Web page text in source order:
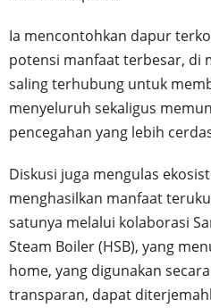
Ia mencontohkan dapur
potensi manfaat terbesar, di
saling terhubung untuk
menyeluruh sekaligus
pencegahan yang lebih
Diskusi juga mengulas
menghasilkan manfaat
satunya melalui kolaborasi
Steam Boiler (HSB), yang
home, yang digunakan
transparan, dapat